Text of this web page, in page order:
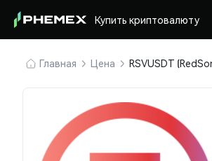
Купить криптовалюту
Главная Цена